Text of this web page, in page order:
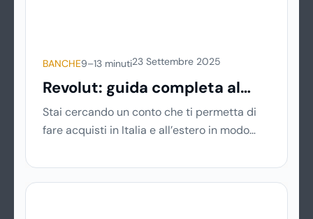
BANCHE9–13 minuti23 Settembre 2025
Revolut: guida completa al
conto digitale del momento
Stai cercando un conto che ti permetta di
fare acquisti in Italia e all’estero in modo
piacerebbe gestire tutto direttamente dal
tuo smartphone, senza code in banca o